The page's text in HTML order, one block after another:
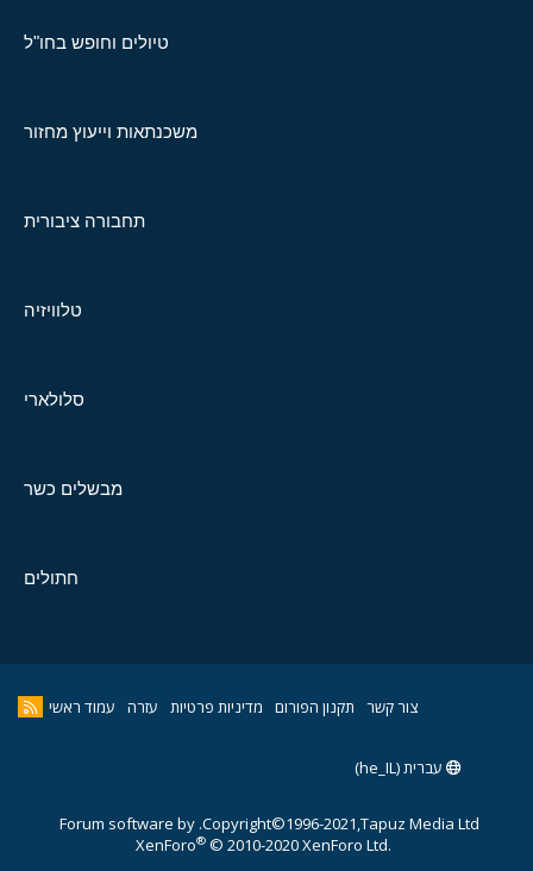
טיולים וחופש בחו"ל
משכנתאות וייעוץ מחזור
תחבורה ציבורית
טלוויזיה
סלולארי
מבשלים כשר
חתולים
צור קשר תקנון הפורום מדיניות פרטיות עזרה עמוד ראשי
עברית (he_IL)
Copyright©1996-2021,Tapuz Media Ltd.
Forum software by
XenForo® © 2010-2020 XenForo Ltd.